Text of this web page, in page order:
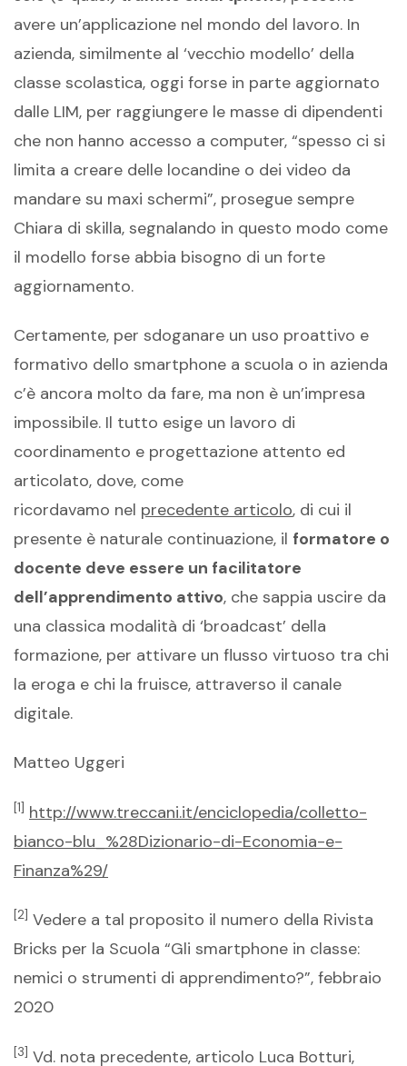
avere un’applicazione nel mondo del lavoro. In
azienda, similmente al ‘vecchio modello’ della
classe scolastica, oggi forse in parte aggiornato
dalle LIM, per raggiungere le masse di dipendenti
che non hanno accesso a computer, “spesso ci si
limita a creare delle locandine o dei video da
mandare su maxi schermi”, prosegue sempre
Chiara di skilla, segnalando in questo modo come
il modello forse abbia bisogno di un forte
aggiornamento.
Certamente, per sdoganare un uso proattivo e
formativo dello smartphone a scuola o in azienda
c’è ancora molto da fare, ma non è un’impresa
impossibile. Il tutto esige un lavoro di
coordinamento e progettazione attento ed
articolato, dove, come
ricordavamo nel precedente articolo, di cui il
presente è naturale continuazione, il formatore o
docente deve essere un facilitatore
dell’apprendimento attivo, che sappia uscire da
una classica modalità di ‘broadcast’ della
formazione, per attivare un flusso virtuoso tra chi
la eroga e chi la fruisce, attraverso il canale
digitale.
Matteo Uggeri
[1] http://www.treccani.it/enciclopedia/colletto-
bianco-blu_%28Dizionario-di-Economia-e-
Finanza%29/
[2] Vedere a tal proposito il numero della Rivista
Bricks per la Scuola “Gli smartphone in classe:
nemici o strumenti di apprendimento?”, febbraio
2020
[3] Vd. nota precedente, articolo Luca Botturi,